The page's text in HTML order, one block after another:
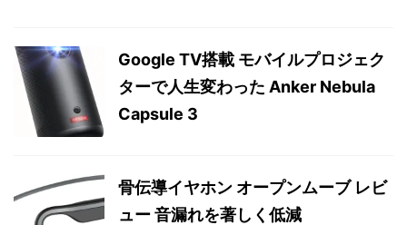
Google TV搭載 モバイルプロジェク
ターで人生変わった Anker Nebula
Capsule 3
骨伝導イヤホン オープンムーブ レビ
ュー 音漏れを著しく低減